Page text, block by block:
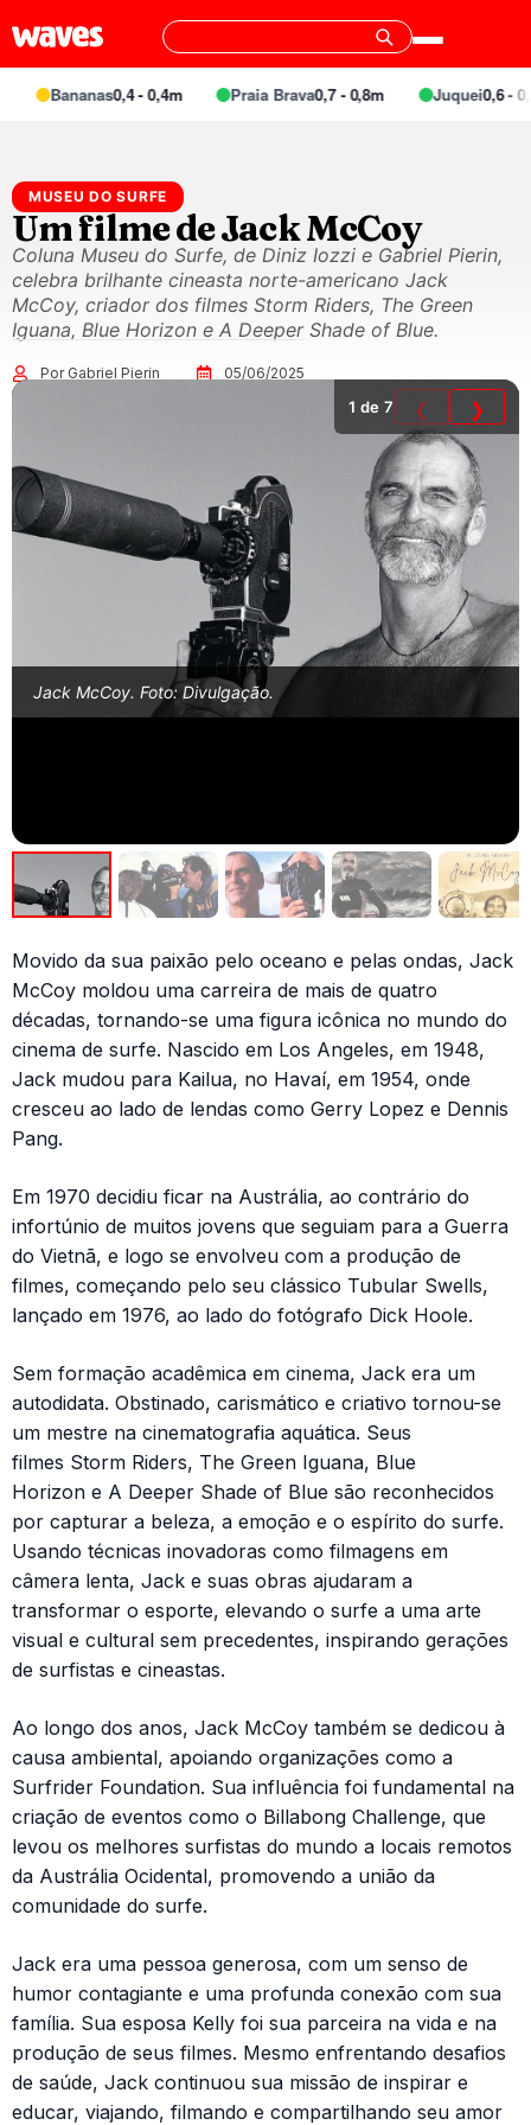
Bananas0,4 - 0,4m Praia Brava0,7 - 0,8m Juquei0,6 -
MUSEU DO SURFE
Um filme de Jack McCoy
Coluna Museu do Surfe, de Diniz Iozzi e Gabriel Pierin,
celebra brilhante cineasta norte-americano Jack
McCoy, criador dos filmes Storm Riders, The Green
Iguana, Blue Horizon e A Deeper Shade of Blue.
Por Gabriel Pierin 05/06/2025
Jack McCoy. Foto: Divulgação.
1 de 7 ❮ ❯
Movido da sua paixão pelo oceano e pelas ondas, Jack
McCoy moldou uma carreira de mais de quatro
décadas, tornando-se uma figura icônica no mundo do
cinema de surfe. Nascido em Los Angeles, em 1948,
Jack mudou para Kailua, no Havaí, em 1954, onde
cresceu ao lado de lendas como Gerry Lopez e Dennis
Pang.
Em 1970 decidiu ficar na Austrália, ao contrário do
infortúnio de muitos jovens que seguiam para a Guerra
do Vietnã, e logo se envolveu com a produção de
filmes, começando pelo seu clássico Tubular Swells,
lançado em 1976, ao lado do fotógrafo Dick Hoole.
Sem formação acadêmica em cinema, Jack era um
autodidata. Obstinado, carismático e criativo tornou-se
um mestre na cinematografia aquática. Seus
filmes Storm Riders, The Green Iguana, Blue
Horizon e A Deeper Shade of Blue são reconhecidos
por capturar a beleza, a emoção e o espírito do surfe.
Usando técnicas inovadoras como filmagens em
câmera lenta, Jack e suas obras ajudaram a
transformar o esporte, elevando o surfe a uma arte
visual e cultural sem precedentes, inspirando gerações
de surfistas e cineastas.
Ao longo dos anos, Jack McCoy também se dedicou à
causa ambiental, apoiando organizações como a
Surfrider Foundation. Sua influência foi fundamental na
criação de eventos como o Billabong Challenge, que
levou os melhores surfistas do mundo a locais remotos
da Austrália Ocidental, promovendo a união da
comunidade do surfe.
Jack era uma pessoa generosa, com um senso de
humor contagiante e uma profunda conexão com sua
família. Sua esposa Kelly foi sua parceira na vida e na
produção de seus filmes. Mesmo enfrentando desafios
de saúde, Jack continuou sua missão de inspirar e
educar, viajando, filmando e compartilhando seu amor